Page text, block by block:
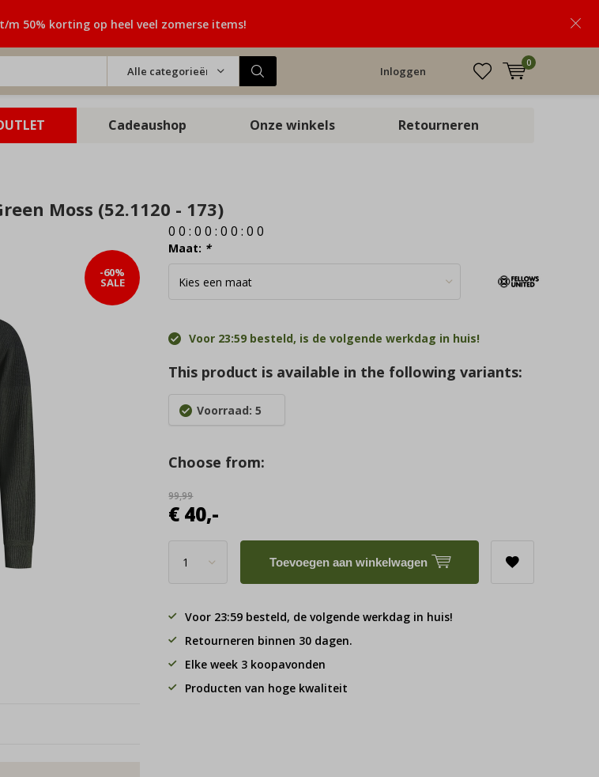
Alle categorieën Inloggen
0
t/m 50% korting op heel veel zomerse items!
Cadeaushop Onze winkels Retourneren
Moss (52.1120 - 173)
-60%
SALE
0 0 :0 0 :0 0 :0 0
Maat: *
Voor 23:59 besteld, is de volgende werkdag in huis!
This product is available in the following variants:
Voorraad: 5
Choose from:
99,99
€ 40,-
Toevoegen aan winkelwagen
Voor 23:59 besteld, de volgende werkdag in huis!
Retourneren binnen 30 dagen.
Elke week 3 koopavonden
Producten van hoge kwaliteit